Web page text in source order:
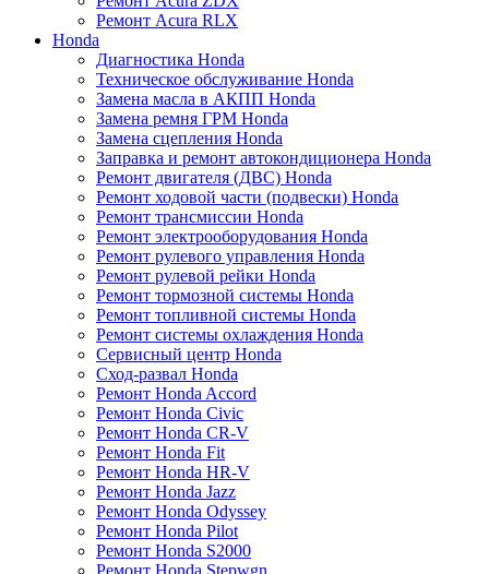
Ремонт Acura RLX
Honda
Диагностика Honda
Техническое обслуживание Honda
Замена масла в АКПП Honda
Замена ремня ГРМ Honda
Замена сцепления Honda
Заправка и ремонт автокондиционера Honda
Ремонт двигателя (ДВС) Honda
Ремонт ходовой части (подвески) Honda
Ремонт трансмиссии Honda
Ремонт электрооборудования Honda
Ремонт рулевого управления Honda
Ремонт рулевой рейки Honda
Ремонт тормозной системы Honda
Ремонт топливной системы Honda
Ремонт системы охлаждения Honda
Сервисный центр Honda
Сход-развал Honda
Ремонт Honda Accord
Ремонт Honda Civic
Ремонт Honda CR-V
Ремонт Honda Fit
Ремонт Honda HR-V
Ремонт Honda Jazz
Ремонт Honda Odyssey
Ремонт Honda Pilot
Ремонт Honda S2000
Ремонт Honda Stepwgn